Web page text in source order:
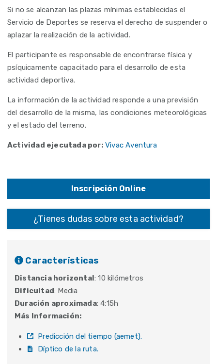
Si no se alcanzan las plazas mínimas establecidas el
Servicio de Deportes se reserva el derecho de suspender o
aplazar la realización de la actividad.
El participante es responsable de encontrarse física y
psíquicamente capacitado para el desarrollo de esta
actividad deportiva.
La información de la actividad responde a una previsión
del desarrollo de la misma, las condiciones meteorológicas
y el estado del terreno.
Actividad ejecutada por: Vivac Aventura
Inscripción Online
¿Tienes dudas sobre esta actividad?
Características
Distancia horizontal: 10 kilómetros
Dificultad: Media
Duración aproximada: 4:15h
Más Información:
Predicción del tiempo (aemet).
Díptico de la ruta.